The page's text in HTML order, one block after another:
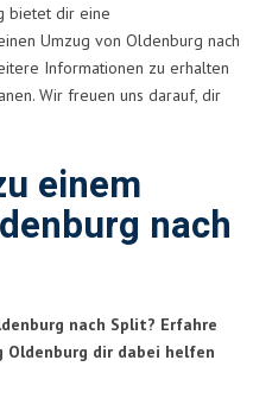
bietet dir eine
Umzug von Oldenburg nach
Informationen zu erhalten
Wir freuen uns darauf, dir
einem
nach
nach Split? Erfahre
Oldenburg dir dabei helfen